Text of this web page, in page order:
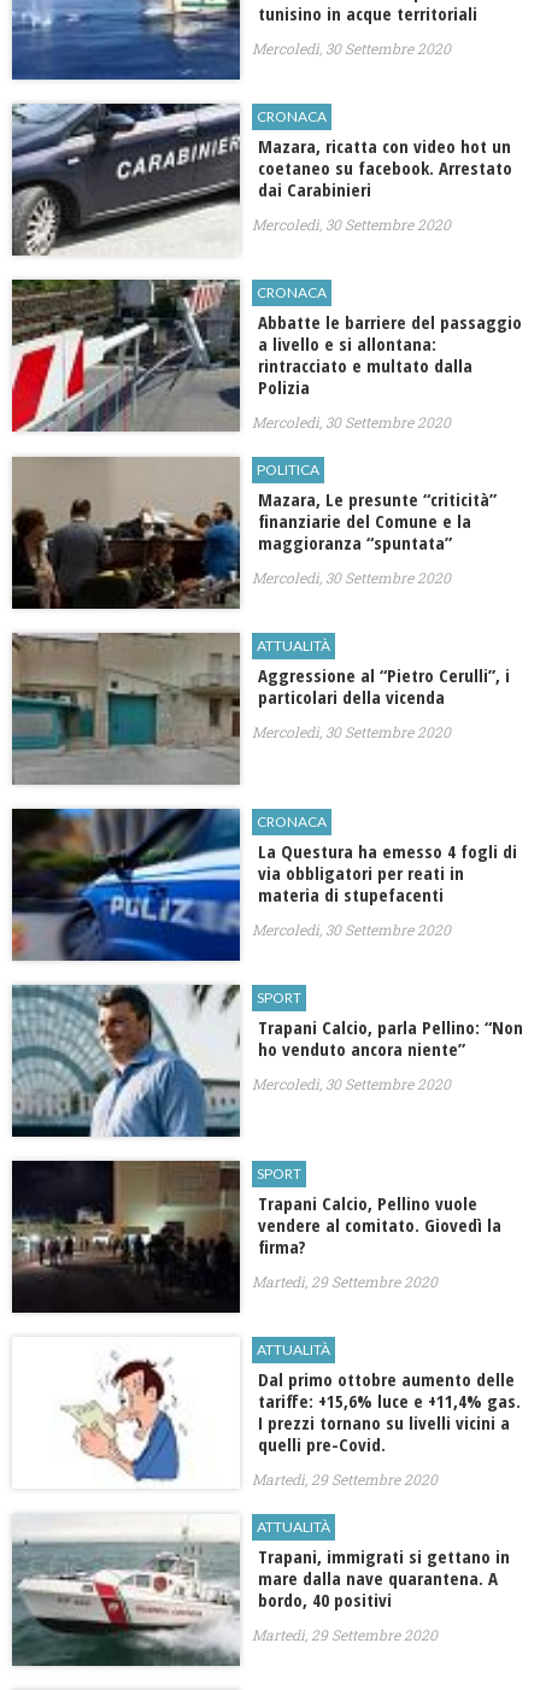
tunisino in acque territoriali
Mercoledì, 30 Settembre 2020
CRONACA
Mazara, ricatta con video hot un
coetaneo su facebook. Arrestato
dai Carabinieri
Mercoledì, 30 Settembre 2020
CRONACA
Abbatte le barriere del passaggio
a livello e si allontana:
rintracciato e multato dalla
Polizia
Mercoledì, 30 Settembre 2020
POLITICA
Mazara, Le presunte “criticità”
finanziarie del Comune e la
maggioranza “spuntata”
Mercoledì, 30 Settembre 2020
ATTUALITÀ
Aggressione al “Pietro Cerulli”, i
particolari della vicenda
Mercoledì, 30 Settembre 2020
CRONACA
La Questura ha emesso 4 fogli di
via obbligatori per reati in
materia di stupefacenti
Mercoledì, 30 Settembre 2020
SPORT
Trapani Calcio, parla Pellino: “Non
ho venduto ancora niente”
Mercoledì, 30 Settembre 2020
SPORT
Trapani Calcio, Pellino vuole
vendere al comitato. Giovedì la
firma?
Martedì, 29 Settembre 2020
ATTUALITÀ
Dal primo ottobre aumento delle
tariffe: +15,6% luce e +11,4% gas.
I prezzi tornano su livelli vicini a
quelli pre-Covid.
Martedì, 29 Settembre 2020
ATTUALITÀ
Trapani, immigrati si gettano in
mare dalla nave quarantena. A
bordo, 40 positivi
Martedì, 29 Settembre 2020